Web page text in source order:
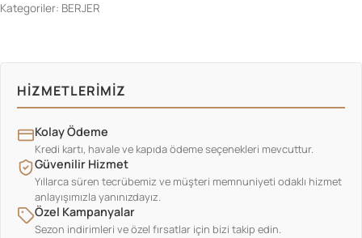
Kategoriler: BERJER
HIZMETLERIMIZ
Kolay Ödeme
Kredi kartı, havale ve kapıda ödeme seçenekleri mevcuttur.
Güvenilir Hizmet
Yıllarca süren tecrübemiz ve müşteri memnuniyeti odaklı hizmet
anlayışımızla yanınızdayız.
Özel Kampanyalar
Sezon indirimleri ve özel fırsatlar için bizi takip edin.